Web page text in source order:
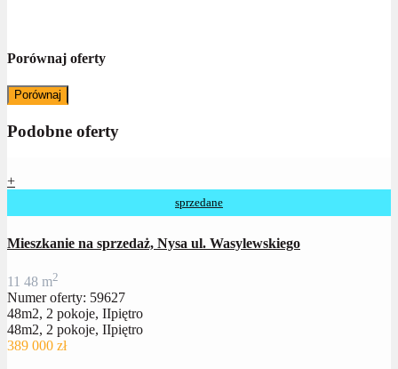
Porównaj oferty
Porównaj
Podobne oferty
+
sprzedane
Mieszkanie na sprzedaż, Nysa ul. Wasylewskiego
11 48 m2
Numer oferty: 59627
48m2, 2 pokoje, IIpiętro
48m2, 2 pokoje, IIpiętro
389 000 zł